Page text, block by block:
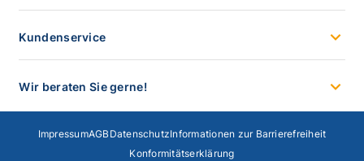
Kundenservice
Wir beraten Sie gerne!
ImpressumAGB DatenschutzInformationen zur Barrierefreiheit
Konformitätserklärung